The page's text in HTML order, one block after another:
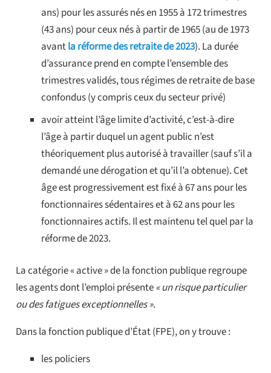
ans) pour les assurés nés en 1955 à 172 trimestres
(43 ans) pour ceux nés à partir de 1965 (au de 1973
avantla réforme des retraite de 2023). La durée
d’assurance prend en compte l’ensemble des
trimestres validés, tous régimes de retraite de base
confondus (y compris ceux du secteur privé)
avoir atteint l’âge limite d’activité, c’est-à-dire
l’âge à partir duquel un agent public n’est
théoriquement plus autorisé à travailler (sauf s’il a
demandé une dérogation et qu’il l’a obtenue). Cet
âge est progressivement est fixé à 67 ans pour les
fonctionnaires sédentaires et à 62 ans pour les
fonctionnaires actifs. Il est maintenu tel quel par la
réforme de 2023.
La catégorie « active » de la fonction publique regroupe
les agents dont l’emploi présente« un risque particulier
ou des fatigues exceptionnelles ».
Dans la fonction publique d’État (FPE), on y trouve :
les policiers